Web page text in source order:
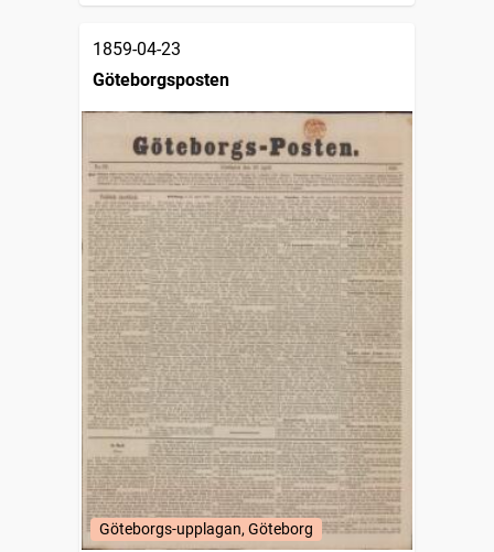
1859-04-23
Göteborgsposten
Göteborgs-upplagan, Göteborg